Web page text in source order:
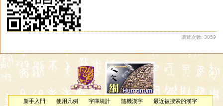
瀏覽次數: 3059
新手入門 使用凡例 字庫統計 隨機漢字 最近被搜索的漢字